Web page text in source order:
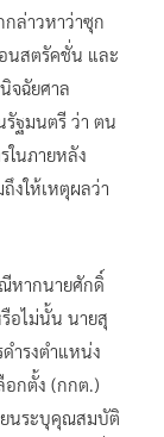
กล่าวหาว่าซุก
นสตรัคชั่น และ
จฉัยศาล
ฐมนตรี ว่า ตน
ในภายหลัง
งให้เหตุผลว่า
หากนายศักดิ์
อไม่นั้น นายสุ
ำรงตำแหน่ง
อกตั้ง (กกต.)
ยนระบุคุณสมบัติ